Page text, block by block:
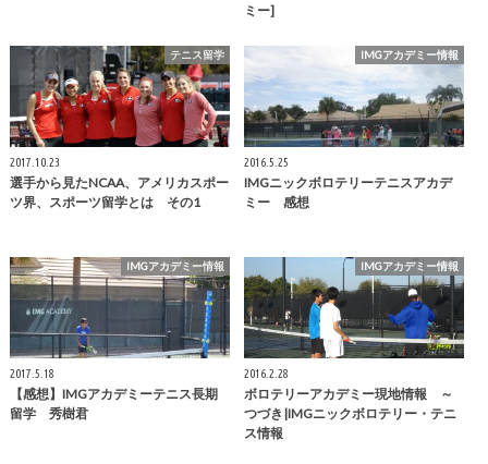
ミー]
テニス留学
2017.10.23
選手から見たNCAA、アメリカスポー
ツ界、スポーツ留学とは その1
IMGアカデミー情報
2016.5.25
IMGニックボロテリーテニスアカデ
ミー 感想
IMGアカデミー情報
2017.5.18
【感想】IMGアカデミーテニス長期
留学 秀樹君
IMGアカデミー情報
2016.2.28
ボロテリーアカデミー現地情報 ～
つづき|IMGニックボロテリー・テニ
ス情報